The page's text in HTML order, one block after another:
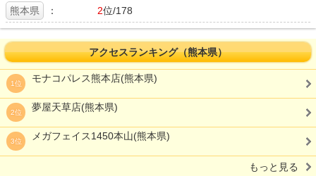
熊本県 ： 2位/178
アクセスランキング（熊本県）
1位 モナコパレス熊本店(熊本県)
2位 夢屋天草店(熊本県)
3位 メガフェイス1450本山(熊本県)
もっと見る